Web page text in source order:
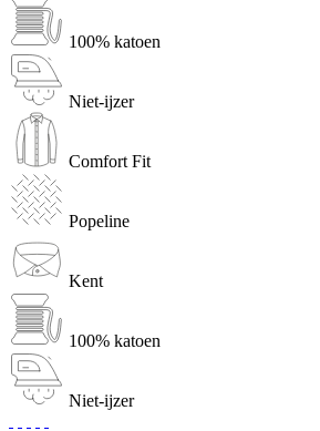
100% katoen
Niet-ijzer
Comfort Fit
Popeline
Kent
100% katoen
Niet-ijzer